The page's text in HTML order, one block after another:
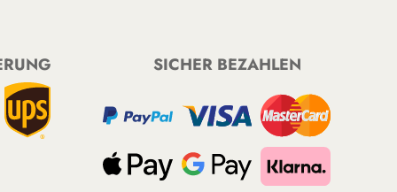
SICHER BEZAHLEN